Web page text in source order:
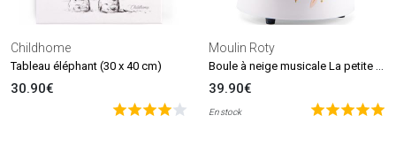
Childhome
Tableau éléphant (30 x 40 cm)
30.90€
Moulin Roty
39.90€
En stock